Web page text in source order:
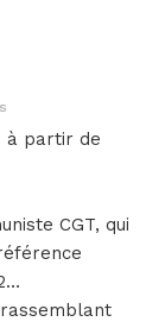
à partir de
CGT, qui